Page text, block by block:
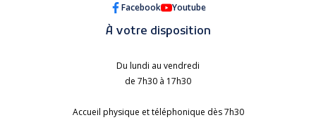
Facebook Youtube
À votre disposition
Du lundi au vendredi
de 7h30 à 17h30
Accueil physique et téléphonique dès 7h30